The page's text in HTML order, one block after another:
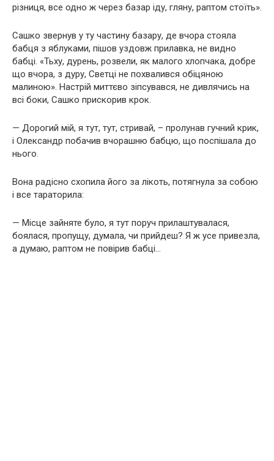
різниця, все одно ж через базар іду, гляну, раптом стоїть».
Сашко звернув у ту частину базару, де вчора стояла
бабця з яблуками, пішов уздовж прилавка, не видно
бабці. «Тьху, дурень, розвели, як малого хлопчака, добре
що вчора, з дуру, Светці не похвалився обіцяною
малиною». Настрій миттєво зіпсувався, не дивлячись на
всі боки, Сашко прискорив крок.
— Дорогий мій, я тут, тут, стривай, – пролунав гучний крик,
і Олександр побачив вчорашню бабцю, що поспішала до
нього.
Вона радісно схопила його за лікоть, потягнула за собою
і все тараторила:
— Місце зайняте було, я тут поруч прилаштувалася,
боялася, пропущу, думала, чи прийдеш? Я ж усе привезла,
а думаю, раптом не повірив бабці…